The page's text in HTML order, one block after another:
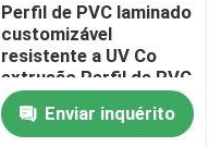
Perfil de PVC laminado
customizável
resistente a UV Co
extrusão Perfil de PVC
para janela
Enviar inquérito